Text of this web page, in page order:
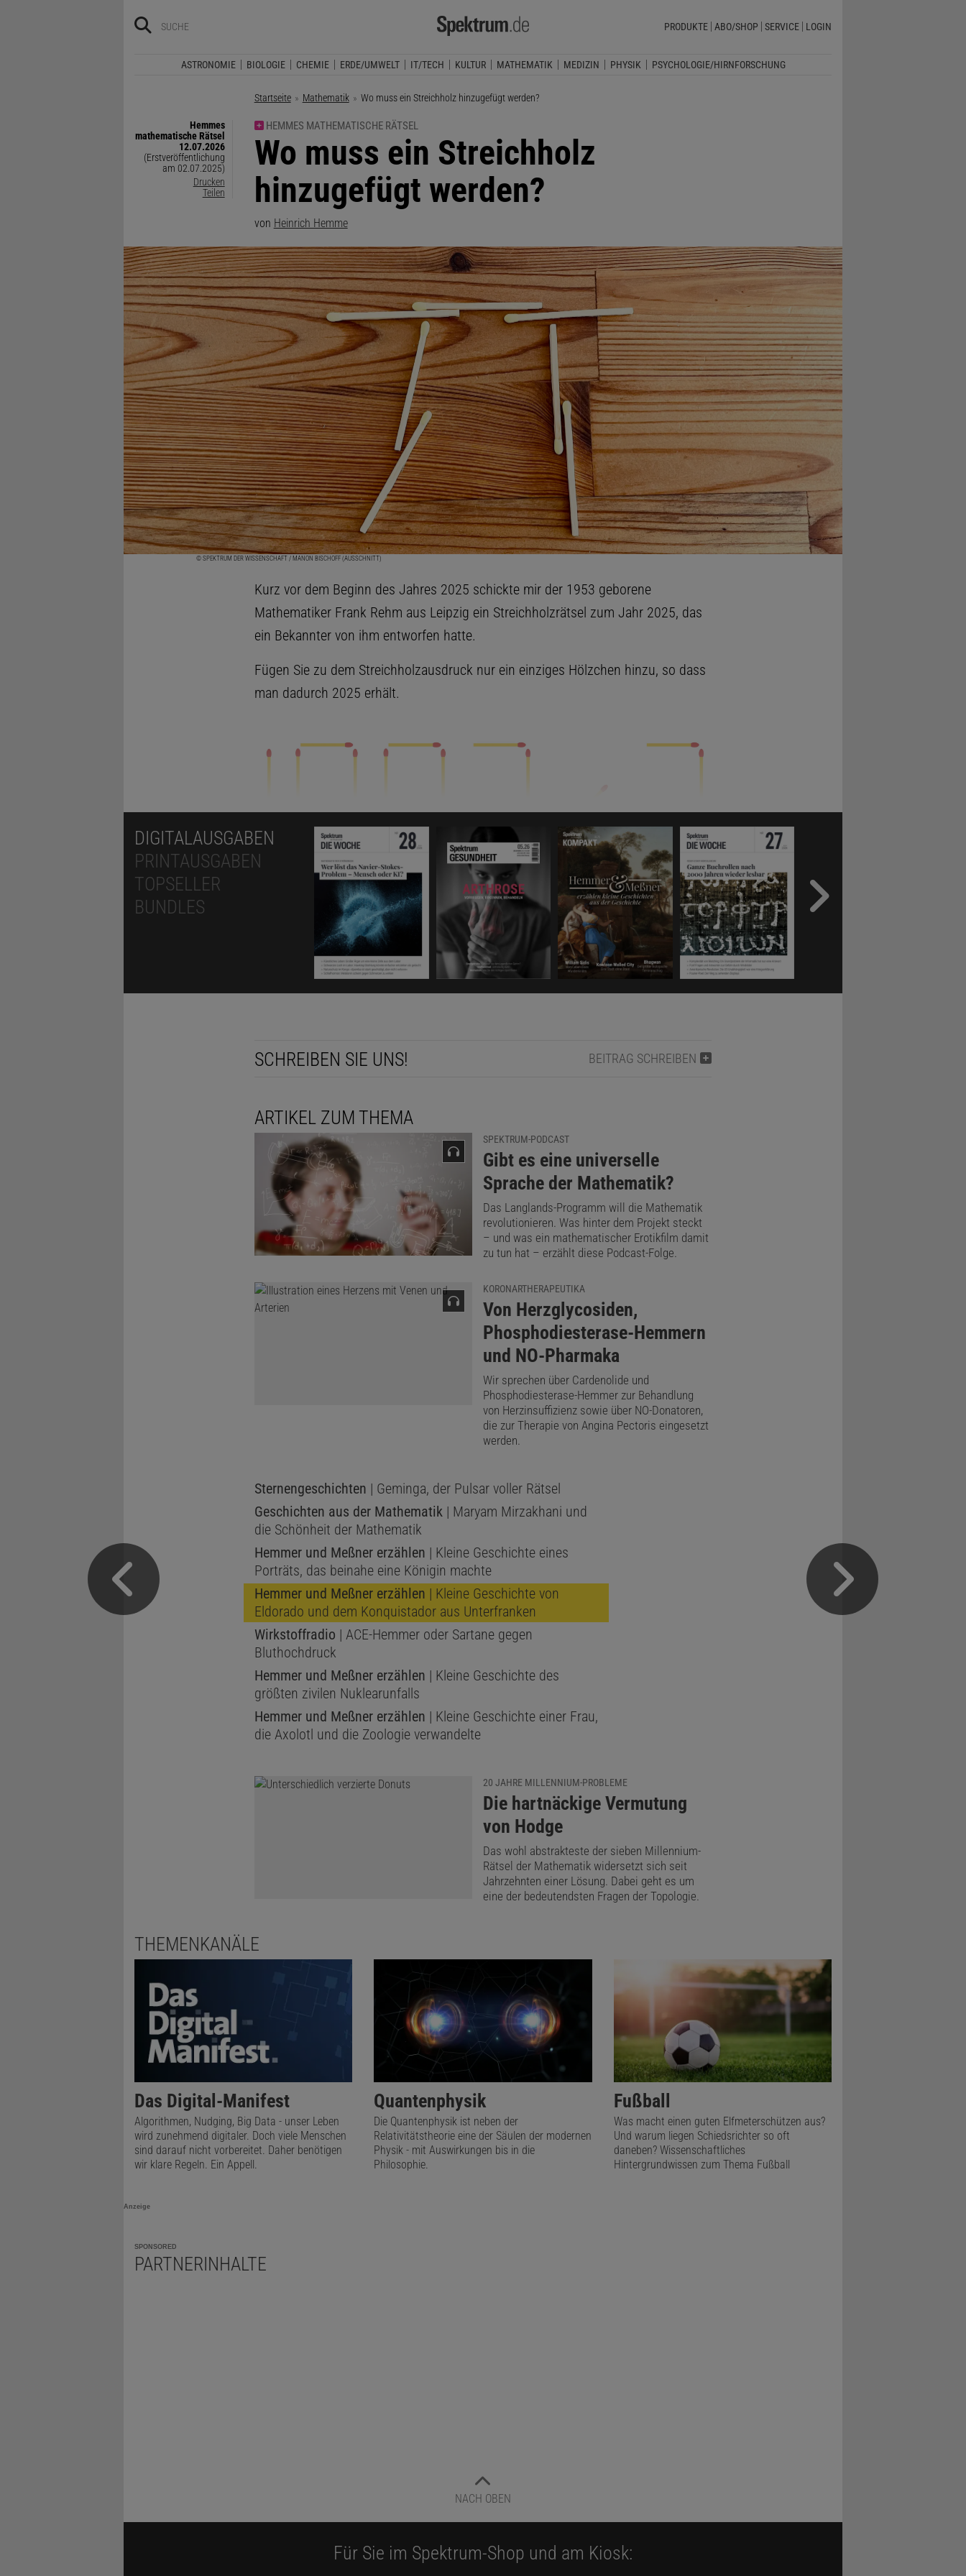
PRODUKTE ABO/SHOP SERVICE LOGIN
ASTRONOMIE BIOLOGIE CHEMIE ERDE/UMWELT IT/TECH KULTUR MATHEMATIK MEDIZIN PHYSIK PSYCHOLOGIE/HIRNFORSCHUNG
Startseite Mathematik Aktuelle Seite:
Wo muss ein Streichholz hinzugefügt werden?
Hemmes
mathematische Rätsel
12.07.2026
(Erstveröffentlichung
am 02.07.2025)
Drucken
Teilen
HEMMES MATHEMATISCHE RÄTSEL
:
Wo muss ein Streichholz
hinzugefügt werden?
von Heinrich Hemme
© SPEKTRUM DER WISSENSCHAFT / MANON BISCHOFF (AUSSCHNITT)
Kurz vor dem Beginn des Jahres 2025 schickte mir der 1953 geborene
Mathematiker Frank Rehm aus Leipzig ein Streichholzrätsel zum Jahr 2025, das
ein Bekannter von ihm entworfen hatte.
Fügen Sie zu dem Streichholzausdruck nur ein einziges Hölzchen hinzu, so dass
man dadurch 2025 erhält.
© HEINRICH HEMME (AUSSCHNITT)
Das könnte Sie auch interessieren:
Diesen Artikel empfehlen:
Heinrich Hemme
Der Autor ist ein deutscher Physiker und war
Hochschullehrer an der FH Aachen.
DIGITALAUSGABEN
PRINTAUSGABEN
TOPSELLER
BUNDLES
SCHREIBEN SIE UNS! BEITRAG SCHREIBEN
ARTIKEL ZUM THEMA
SPEKTRUM-PODCAST
:
Gibt es eine universelle
Sprache der Mathematik?
Das Langlands-Programm will die Mathematik
revolutionieren. Was hinter dem Projekt steckt
– und was ein mathematischer Erotikfilm damit
zu tun hat – erzählt diese Podcast-Folge.
KORONARTHERAPEUTIKA
:
Von Herzglycosiden,
Phosphodiesterase-Hemmern
und NO-Pharmaka
Wir sprechen über Cardenolide und
Phosphodiesterase-Hemmer zur Behandlung
von Herzinsuffizienz sowie über NO-Donatoren,
die zur Therapie von Angina Pectoris eingesetzt
werden.
Sternengeschichten | Geminga, der Pulsar voller Rätsel
Geschichten aus der Mathematik| Maryam Mirzakhani und
die Schönheit der Mathematik
Hemmer und Meßner erzählen | Kleine Geschichte eines
Porträts, das beinahe eine Königin machte
Hemmer und Meßner erzählen | Kleine Geschichte von
Eldorado und dem Konquistador aus Unterfranken
Wirkstoffradio | ACE-Hemmer oder Sartane gegen
Bluthochdruck
Hemmer und Meßner erzählen | Kleine Geschichte des
größten zivilen Nuklearunfalls
Hemmer und Meßner erzählen | Kleine Geschichte einer Frau,
die Axolotl und die Zoologie verwandelte
20 JAHRE MILLENNIUM-PROBLEME
:
Die hartnäckige Vermutung
von Hodge
Das wohl abstrakteste der sieben Millennium-
Rätsel der Mathematik widersetzt sich seit
Jahrzehnten einer Lösung. Dabei geht es um
eine der bedeutendsten Fragen der Topologie.
THEMENKANÄLE
Das Digital-Manifest
Algorithmen, Nudging, Big Data - unser Leben
wird zunehmend digitaler. Doch viele Menschen
sind darauf nicht vorbereitet. Daher benötigen
wir klare Regeln. Ein Appell.
Quantenphysik
Die Quantenphysik ist neben der
Relativitätstheorie eine der Säulen der modernen
Physik - mit Auswirkungen bis in die
Philosophie.
Fußball
Was macht einen guten Elfmeterschützen aus?
Und warum liegen Schiedsrichter so oft
daneben? Wissenschaftliches
Hintergrundwissen zum Thema Fußball
Anzeige
SPONSORED
PARTNERINHALTE
NACH OBEN
Für Sie im Spektrum-Shop und am Kiosk: